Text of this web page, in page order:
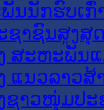
ນນັກຮົບເກົ່
ຊາຊົນສູງສຸ
ສະຫະພັນ
ແນວລາວສ້
ຊາວໜຸ່ມປະ